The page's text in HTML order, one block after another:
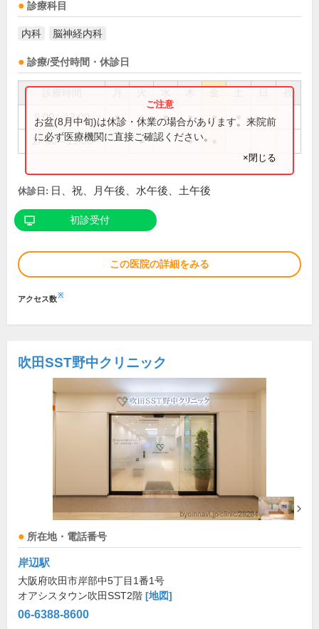
診療科目
内科 脳神経内科
診療/受付時間・休診日
祝
9:00～12:00 ● ● ● ● ●
17:00～19:00 ● ●
お盆(8月中旬)は休診・休業の場合があります。来院前
に必ず医療機関に直接ご確認ください。
×閉じる
休診日: 日、祝、月午後、水午後、土午後
初診受付
この医院の詳細をみる
アクセス数※
吹田SST野中クリニック
所在地・電話番号
岸辺駅
大阪府吹田市岸部中5丁目1番1号
オアシスタウン吹田SST2階 [地図]
06-6388-8600